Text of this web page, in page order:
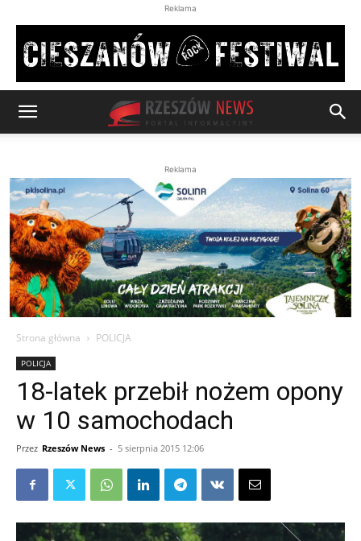
Reklama
Reklama
Strona główna POLICJA
POLICJA
18-latek przebił nożem opony
w 10 samochodach
Przez Rzeszów News - 5 sierpnia 2015 12:06